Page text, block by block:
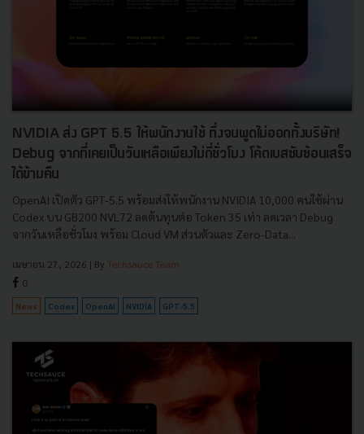
NVIDIA ส่ง GPT 5.5 ให้พนักงานใช้ ทึ่งจนพูดไม่ออกทั้งบริษัท!
Debug จากที่เคยเป็นวันเหลือเพียงไม่กี่ชั่วโมง โค้ดเบสซับซ้อนเสร็จ
ได้ข้ามคืน
OpenAI เปิดตัว GPT-5.5 พร้อมส่งให้พนักงาน NVIDIA 10,000 คนใช้ผ่าน
Codex บน GB200 NVL72 ลดต้นทุนต่อ Token 35 เท่า ลดเวลา Debug
จากวันเหลือชั่วโมง พร้อม Cloud VM ส่วนตัวและ Zero-Data...
เมษายน 27, 2026 | By Techsauce Team
0
News Codex OpenAI NVIDIA GPT-5.5